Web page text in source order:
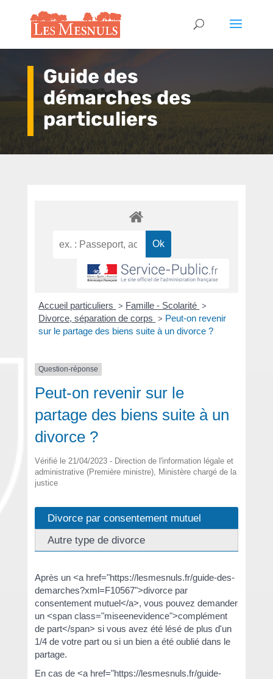
Guide des
démarches des
particuliers
Accueil particuliers > Famille - Scolarité >
Divorce, séparation de corps > Peut-on revenir
sur le partage des biens suite à un divorce ?
Question-réponse
Peut-on revenir sur le
partage des biens suite à un
divorce ?
Vérifié le 21/04/2023 - Direction de l'information légale et
administrative (Première ministre), Ministère chargé de la
justice
Divorce par consentement mutuel
Autre type de divorce
Après un <a href="https://lesmesnuls.fr/guide-des-
demarches?xml=F10567">divorce par
consentement mutuel</a>, vous pouvez demander
un <span class="miseenevidence">complément
de part</span> si vous avez été lésé de plus d'un
1/4 de votre part ou si un bien a été oublié dans le
partage.
En cas de <a href="https://lesmesnuls.fr/guide-